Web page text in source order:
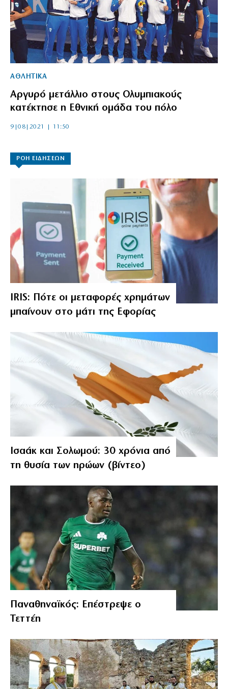
ΑΘΛΗΤΙΚΑ
Αργυρό μετάλλιο στους Ολυμπιακούς
κατέκτησε η Εθνική ομάδα του πόλο
9|08|2021 | 11:50
ΡΟΗ ΕΙΔΗΣΕΩΝ
IRIS: Πότε οι μεταφορές χρημάτων
μπαίνουν στο μάτι της Εφορίας
Ισαάκ και Σολωμού: 30 χρόνια από
τη θυσία των ηρώων (βίντεο)
Παναθηναϊκός: Επέστρεψε ο
Τεττέη